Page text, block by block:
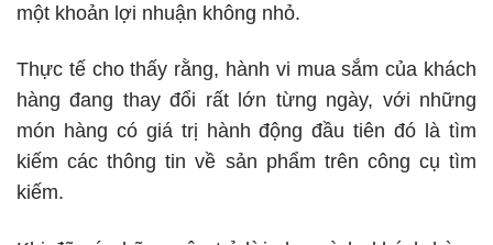
một khoản lợi nhuận không nhỏ.
Thực tế cho thấy rằng, hành vi mua sắm của khách
hàng đang thay đổi rất lớn từng ngày, với những
món hàng có giá trị hành động đầu tiên đó là tìm
kiếm các thông tin về sản phẩm trên công cụ tìm
kiếm.